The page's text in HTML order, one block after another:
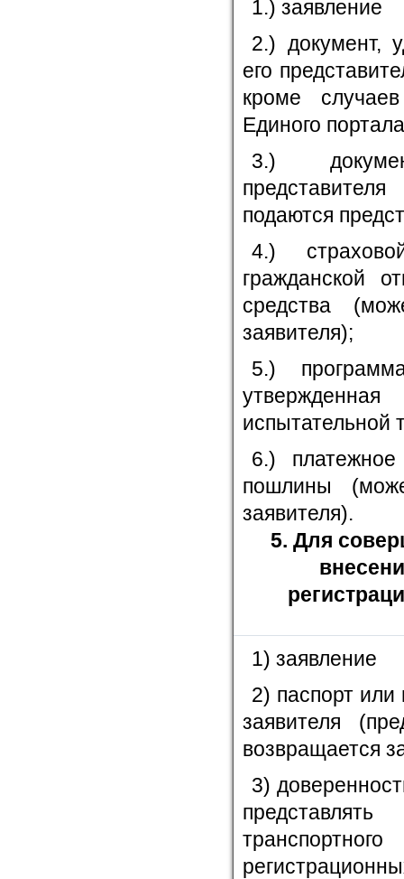
1.) заявление
2.) документ,
его
кроме
Единого
3.)
подаются
4.)
гражданской
средства
заявителя);
5.)
испытательной
6.) платежное
пошлины
заявителя).
5. Для
1) заявление
2) паспорт
заявителя
возвращается
3)